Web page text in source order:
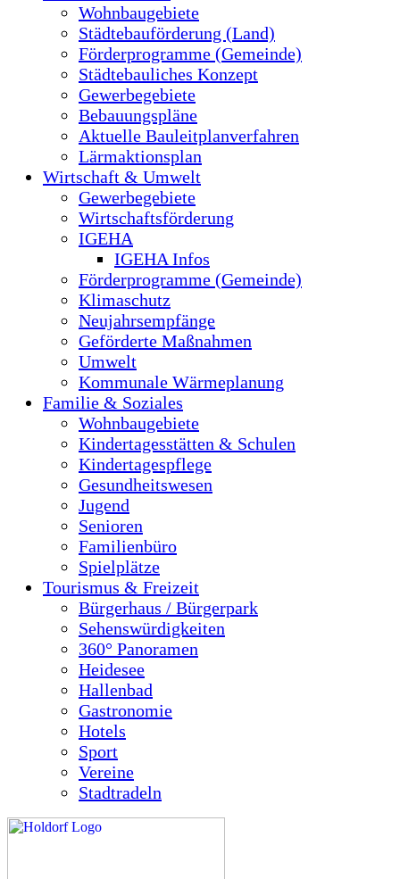
Wohnbaugebiete
Städtebauförderung (Land)
Förderprogramme (Gemeinde)
Städtebauliches Konzept
Gewerbegebiete
Bebauungspläne
Aktuelle Bauleitplanverfahren
Lärmaktionsplan
Wirtschaft & Umwelt
Gewerbegebiete
Wirtschaftsförderung
IGEHA
IGEHA Infos
Förderprogramme (Gemeinde)
Klimaschutz
Neujahrsempfänge
Geförderte Maßnahmen
Umwelt
Kommunale Wärmeplanung
Familie & Soziales
Wohnbaugebiete
Kindertagesstätten & Schulen
Kindertagespflege
Gesundheitswesen
Jugend
Senioren
Familienbüro
Spielplätze
Tourismus & Freizeit
Bürgerhaus / Bürgerpark
Sehenswürdigkeiten
360° Panoramen
Heidesee
Hallenbad
Gastronomie
Hotels
Sport
Vereine
Stadtradeln